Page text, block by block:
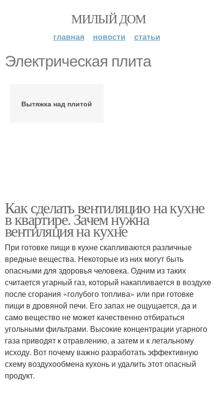
МИЛЫЙ ДОМ
главная новости статьи
Электрическая плита
Вытяжка над плитой
Как сделать вентиляцию на кухне
в квартире. Зачем нужна
вентиляция на кухне
При готовке пищи в кухне скапливаются различные
вредные вещества. Некоторые из них могут быть
опасными для здоровья человека. Одним из таких
считается угарный газ, который накапливается в воздухе
после сгорания «голубого топлива» или при готовке
пищи в дровяной печи. Его запах не ощущается, да и
само вещество не может качественно отбираться
угольными фильтрами. Высокие концентрации угарного
газа приводят к отравлению, а затем и к летальному
исходу. Вот почему важно разработать эффективную
схему воздухообмена кухонь и удалить этот опасный
продукт.